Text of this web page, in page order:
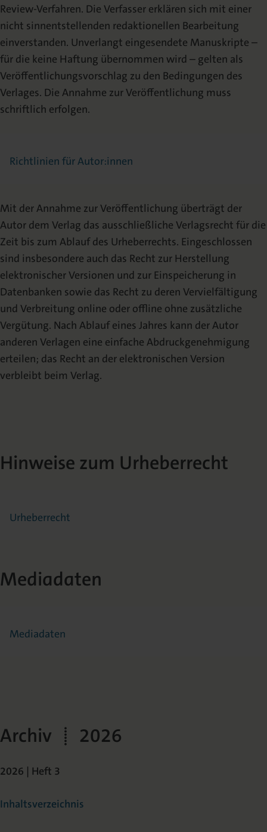
Review-Verfahren. Die Verfasser erklären sich mit einer
nicht sinnentstellenden redaktionellen Bearbeitung
einverstanden. Unverlangt eingesendete Manuskripte –
für die keine Haftung übernommen wird – gelten als
Veröffentlichungsvorschlag zu den Bedingungen des
Verlages. Die Annahme zur Veröffentlichung muss
schriftlich erfolgen.
Richtlinien für Autor:innen
Mit der Annahme zur Veröffentlichung überträgt der
Autor dem Verlag das ausschließliche Verlagsrecht für die
Zeit bis zum Ablauf des Urheberrechts. Eingeschlossen
sind insbesondere auch das Recht zur Herstellung
elektronischer Versionen und zur Einspeicherung in
Datenbanken sowie das Recht zu deren Vervielfältigung
und Verbreitung online oder offline ohne zusätzliche
Vergütung. Nach Ablauf eines Jahres kann der Autor
anderen Verlagen eine einfache Abdruckgenehmigung
erteilen; das Recht an der elektronischen Version
verbleibt beim Verlag.
Hinweise zum Urheberrecht
Urheberrecht
Mediadaten
Mediadaten
Archiv | 2026
2026 | Heft 3
Inhaltsverzeichnis